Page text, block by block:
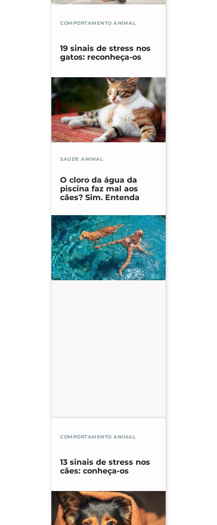
COMPORTAMENTO ANIMAL
19 sinais de stress nos
gatos: reconheça-os
SAÚDE ANIMAL
O cloro da água da
piscina faz mal aos
cães? Sim. Entenda
COMPORTAMENTO ANIMAL
13 sinais de stress nos
cães: conheça-os